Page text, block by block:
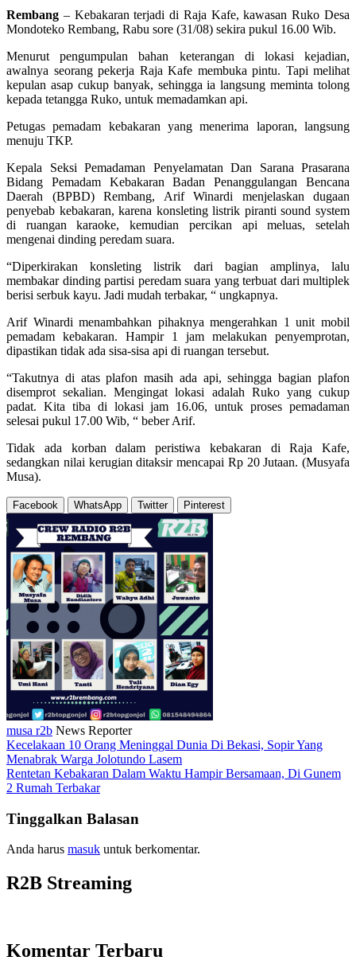
Rembang – Kebakaran terjadi di Raja Kafe, kawasan Ruko Desa
Mondoteko Rembang, Rabu sore (31/08) sekira pukul 16.00 Wib.
Menurut pengumpulan bahan keterangan di lokasi kejadian,
awalnya seorang pekerja Raja Kafe membuka pintu. Tapi melihat
kepulan asap cukup banyak, sehingga ia langsung meminta tolong
kepada tetangga Ruko, untuk memadamkan api.
Petugas pemadam kebakaran yang menerima laporan, langsung
menuju TKP.
Kepala Seksi Pemadaman Penyelamatan Dan Sarana Prasarana
Bidang Pemadam Kebakaran Badan Penanggulangan Bencana
Daerah (BPBD) Rembang, Arif Winardi menjelaskan dugaan
penyebab kebakaran, karena konsleting listrik piranti sound system
di ruangan karaoke, kemudian percikan api meluas, setelah
mengenai dinding peredam suara.
“Diperkirakan konsleting listrik dari bagian amplinya, lalu
membakar dinding partisi peredam suara yang terbuat dari multiplek
berisi serbuk kayu. Jadi mudah terbakar, “ ungkapnya.
Arif Winardi menambahkan pihaknya mengerahkan 1 unit mobil
pemadam kebakaran. Hampir 1 jam melakukan penyemprotan,
dipastikan tidak ada sisa-sisa api di ruangan tersebut.
“Takutnya di atas plafon masih ada api, sehingga bagian plafon
disemprot sekalian. Mengingat lokasi adalah Ruko yang cukup
padat. Kita tiba di lokasi jam 16.06, untuk proses pemadaman
selesai pukul 17.00 Wib, “ beber Arif.
Tidak ada korban dalam peristiwa kebakaran di Raja Kafe,
sedangkan nilai kerugian ditaksir mencapai Rp 20 Jutaan. (Musyafa
Musa).
Facebook WhatsApp Twitter Pinterest
musa r2b News Reporter
Kecelakaan 10 Orang Meninggal Dunia Di Bekasi, Sopir Yang
Menabrak Warga Jolotundo Lasem
Rentetan Kebakaran Dalam Waktu Hampir Bersamaan, Di Gunem
2 Rumah Terbakar
Tinggalkan Balasan
Anda harus masuk untuk berkomentar.
R2B Streaming
Komentar Terbaru